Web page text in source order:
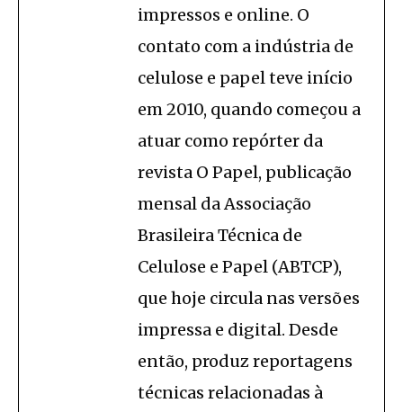
impressos e online. O
contato com a indústria de
celulose e papel teve início
em 2010, quando começou a
atuar como repórter da
revista O Papel, publicação
mensal da Associação
Brasileira Técnica de
Celulose e Papel (ABTCP),
que hoje circula nas versões
impressa e digital. Desde
então, produz reportagens
técnicas relacionadas à